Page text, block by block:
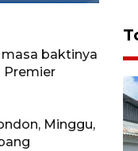
baktinya
Premier
Minggu,